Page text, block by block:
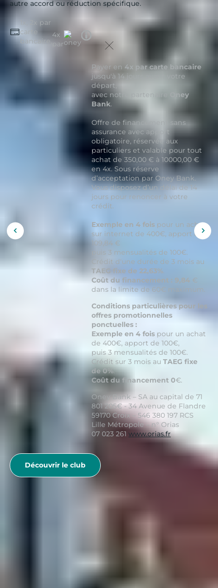
Afficher
l'image
autre accord ou réduction spécifique.
1x, 2x par
carte
bancaire,
4x
par
Tooltip
icon
Payer en 4x par carte bancaire
jusqu'à 14 jours avant votre
départ,
avec notre partenaire
Oney
Bank.
Offre de financement sans
assurance avec apport
obligatoire, réservée aux
particuliers et valable pour tout
achat de 350,00 € à 10000,00 €
en 4x. Sous réserve
d’acceptation par Oney Bank.
Vous disposez d’un délai de 14
jours pour renoncer à votre
crédit.
Exemple en 4 fois pour un achat
sur internet de 400€, apport de
109,84 €
puis 3 mensualités de 100€.
Crédit d'une durée de 3 mois au
TAEG fixe de 22,63%.
Coût du financement : 9,84 €
dans la limite de 60€ maximum.
Conditions particulières pour les
offres promotionnelles
ponctuelles :
Exemple en 4 fois pour un achat
de 400€, apport de 100€,
puis 3 mensualités de 100€.
Crédit sur 3 mois au TAEG fixe
de 0%.
Coût du financement 0€.
Oney Bank – SA au capital de 71
801 205€ - 34 Avenue de Flandre
59170 Croix – 546 380 197 RCS
Lille Métropole – n° Orias
07 023 261 www.orias.fr
Découvrir le club
PERFECTIONNEMENT
AVEC L’ESF